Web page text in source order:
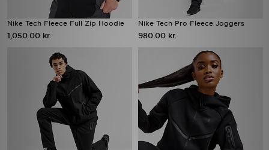
Nike Tech Fleece Full Zip Hoodie
1,050.00 kr.
Nike Tech Pro Fleece Joggers
980.00 kr.